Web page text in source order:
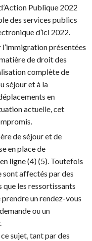
Publique 2022
des services publics
d’ici 2022.
présentées
de droit des
complète de
séjour et à la
en
actuelle, cet
de séjour et de
en place de
ligne (4) (5). Toutefois
sont affectés par des
les ressortissants
un rendez-vous
ou un
sujet, tant par des